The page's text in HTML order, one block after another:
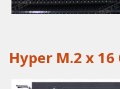
Hyper M.2 x